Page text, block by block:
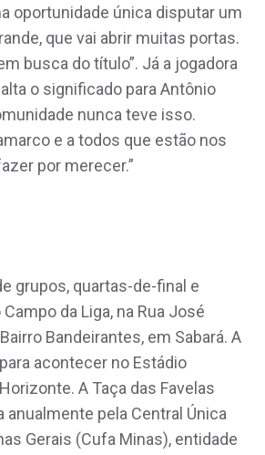
oportunidade única disputar um
que vai abrir muitas portas.
busca do título”. Já a jogadora
o significado para Antônio
nunca teve isso.
e a todos que estão nos
por merecer.”
grupos, quartas-de-final e
da Liga, na Rua José
Bandeirantes, em Sabará. A
acontecer no Estádio
A Taça das Favelas
anualmente pela Central Única
Gerais (Cufa Minas), entidade